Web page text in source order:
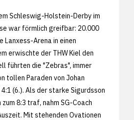
Schleswig-Holstein-Derby im
war förmlich greifbar: 20.000
Lanxess-Arena in einen
erwischte der THW Kiel den
führten die "Zebras", immer
tollen Paraden von Johan
(6.). Als der starke Sigurdsson
8:3 traf, nahm SG-Coach
Mit stehenden Ovationen